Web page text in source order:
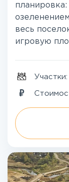
весь
игровую
Участки: